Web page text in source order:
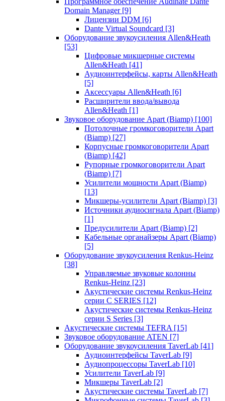
Domain Manager [9]
Лицензии DDM [6]
Dante Virtual Soundcard [3]
Оборудование звукоусиления Allen&Heath
[53]
Цифровые микшерные системы
Allen&Heath [41]
Аудиоинтерфейсы, карты Allen&Heath
[5]
Аксессуары Allen&Heath [6]
Расширители ввода/вывода
Allen&Heath [1]
Звуковое оборудование Apart (Biamp) [100]
Потолочные громкоговорители Apart
(Biamp) [27]
Корпусные громкоговорители Apart
(Biamp) [42]
Рупорные громкоговорители Apart
(Biamp) [7]
Усилители мощности Apart (Biamp)
[13]
Микшеры-усилители Apart (Biamp) [3]
Источники аудиосигнала Apart (Biamp)
[1]
Предусилители Apart (Biamp) [2]
Кабельные органайзеры Apart (Biamp)
[5]
Оборудование звукоусиления Renkus-Heinz
[38]
Управляемые звуковые колонны
Renkus-Heinz [23]
Акустические системы Renkus-Heinz
серии C SERIES [12]
Акустические системы Renkus-Heinz
серии S Series [3]
Акустические системы TEFRA [15]
Звуковое оборудование ATEN [7]
Оборудование звукоусиления TaverLab [41]
Аудиоинтерфейсы TaverLab [9]
Аудиопроцессоры TaverLab [10]
Усилители TaverLab [9]
Микшеры TaverLab [2]
Акустические системы TaverLab [7]